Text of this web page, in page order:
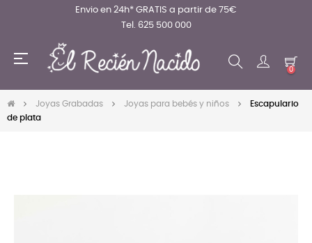
Envio en 24h* GRATIS a partir de 75€
Tel. 625 500 000
Navegación
☰
0
Joyas Grabadas Joyas para bebés y niños
Escapulario
de plata